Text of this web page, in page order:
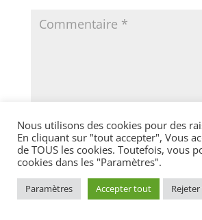
Nous utilisons des cookies pour des
En cliquant sur "tout accepter", Vous
de TOUS les cookies. Toutefois, vous
cookies dans les "Paramètres".
Paramètres Accepter tout